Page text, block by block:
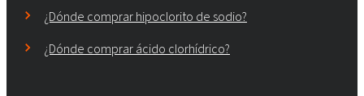
¿Dónde comprar hipoclorito de sodio?
¿Dónde comprar ácido clorhídrico?